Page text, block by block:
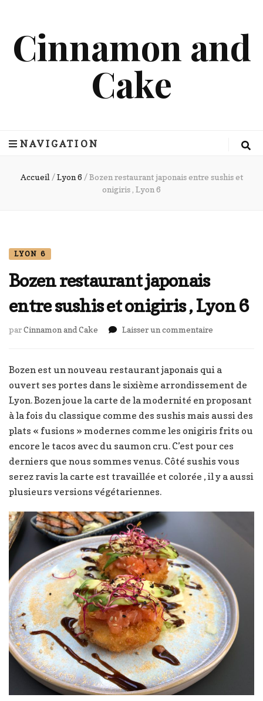
Cinnamon and
Cake
NAVIGATION
Accueil / Lyon 6 / Bozen restaurant japonais entre sushis et
onigiris , Lyon 6
LYON 6
Bozen restaurant japonais
entre sushis et onigiris , Lyon 6
parCinnamon and Cake Laisser un commentaire
japonais
sushis
et
onigiris
,
6
Bozen est un nouveau restaurant japonais qui a
ouvert ses portes dans le sixième arrondissement de
Lyon. Bozen joue la carte de la modernité en proposant
à la fois du classique comme des sushis mais aussi des
plats « fusions » modernes comme les onigiris frits ou
encore le tacos avec du saumon cru. C’est pour ces
derniers que nous sommes venus. Côté sushis vous
serez ravis la carte est travaillée et colorée , il y a aussi
plusieurs versions végétariennes.